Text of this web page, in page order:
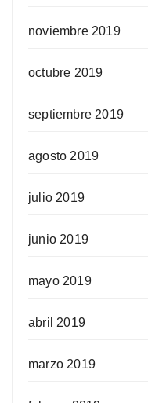
noviembre 2019
octubre 2019
septiembre 2019
agosto 2019
julio 2019
junio 2019
mayo 2019
abril 2019
marzo 2019